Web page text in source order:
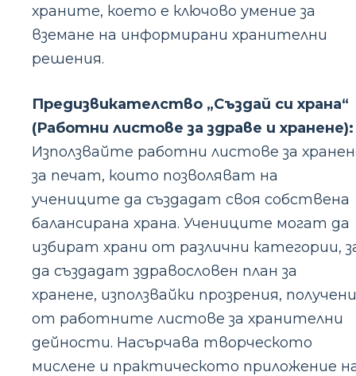
храните, което е ключово умение за
вземане на информирани хранителни
решения.
Предизвикателство „Създай си храна“
(Работни листове за здраве и хранене):
Използвайте работни листове за
за печат, които позволяват на
учениците да създадат своя собствена
балансирана храна. Учениците могат да
избират храни от различни категории,
да създадат здравословен план за
хранене, използвайки прозрения, получени
от работните листове за хранителни
дейности. Насърчава творческото
мислене и практическото приложение